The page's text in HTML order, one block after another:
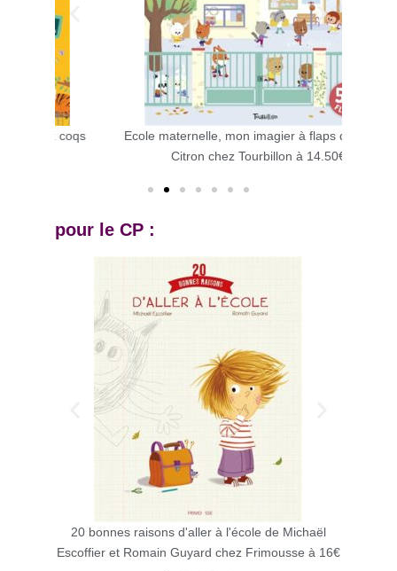
Ecole maternelle, mon imagier à flaps de Coline
Citron chez Tourbillon à 14.50€
pour le CP :
20 bonnes raisons d'aller à l'école de Michaël
Escoffier et Romain Guyard chez Frimousse à 16€